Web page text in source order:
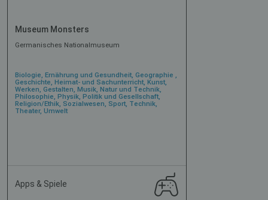
Museum Monsters
Germanisches Nationalmuseum
Biologie, Ernährung und Gesundheit, Geographie ,
Geschichte, Heimat- und Sachunterricht, Kunst,
Werken, Gestalten, Musik, Natur und Technik,
Philosophie, Physik, Politik und Gesellschaft,
Religion/Ethik, Sozialwesen, Sport, Technik,
Theater, Umwelt
Apps & Spiele